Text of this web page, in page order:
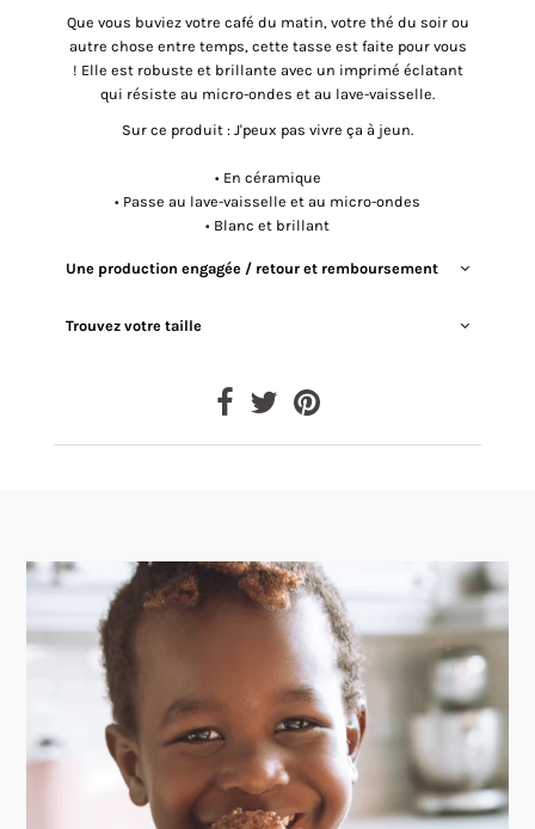
Que vous buviez votre café du matin, votre thé du soir ou
autre chose entre temps, cette tasse est faite pour vous
! Elle est robuste et brillante avec un imprimé éclatant
qui résiste au micro-ondes et au lave-vaisselle.
Sur ce produit : J'peux pas vivre ça à jeun.
• En céramique
• Passe au lave-vaisselle et au micro-ondes
• Blanc et brillant
Une production engagée / retour et remboursement
Trouvez votre taille